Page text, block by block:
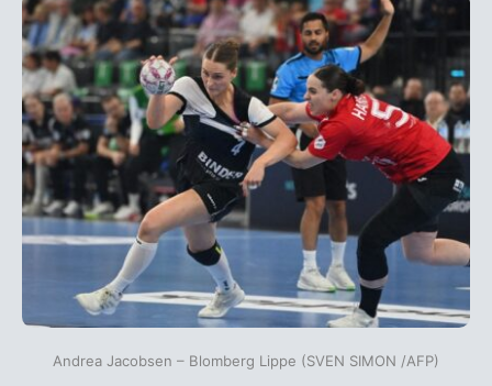
Andrea Jacobsen – Blomberg Lippe (SVEN SIMON /AFP)